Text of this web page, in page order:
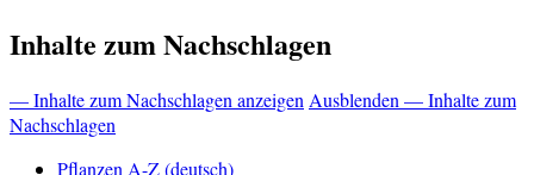
Inhalte zum Nachschlagen
— Inhalte zum Nachschlagen anzeigenAusblenden — Inhalte zum
Nachschlagen
Pflanzen A-Z (deutsch)